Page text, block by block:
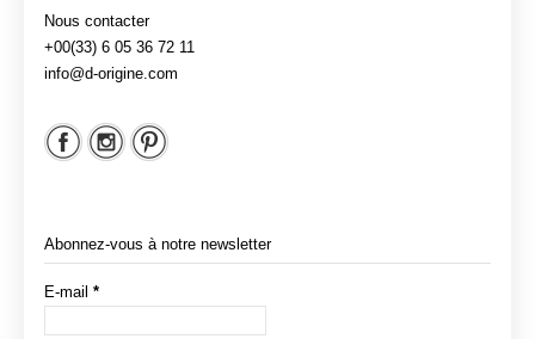
Nous contacter
+00(33) 6 05 36 72 11
info@d-origine.com
Abonnez-vous à notre newsletter
E-mail *